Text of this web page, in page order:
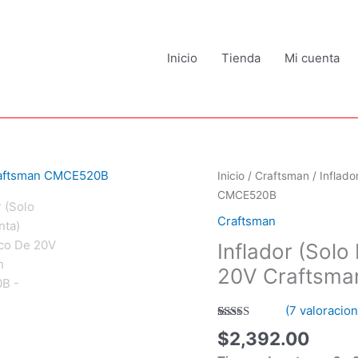
Inicio Tienda Mi cuenta
Inicio / Craftsman /
CMCE520B
Craftsman
Inflador (Solo
20V
Valorado
con5.00de
5 en base a
7
(7
$2,392.00
Inflador
(Solo
Herramienta)
De
20V
Craftsman
CMCE520B
cantidad